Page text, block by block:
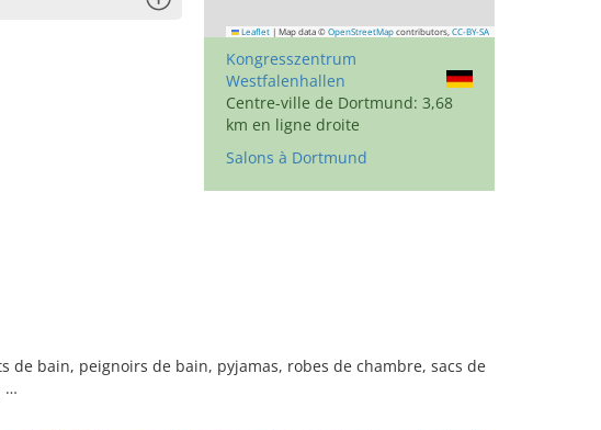
Leaflet | Map data © OpenStreetMap contributors, CC-BY-SA
Kongresszentrum
Westfalenhallen
Centre-ville de Dortmund: 3,68
km en ligne droite
Salons à Dortmund
de bain, peignoirs de bain, pyjamas, robes de chambre, sacs de
…